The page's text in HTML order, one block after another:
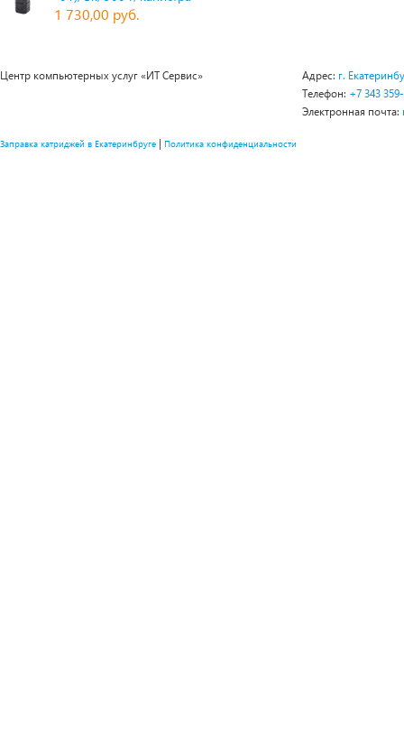
1 730,00 руб.
Центр компьютерных услуг «ИТ Сервис» Адрес: г.
Телефон: +7 343
Электронная почта:
Заправка катриджей в Екатеринбруге | Политика конфиденциальности